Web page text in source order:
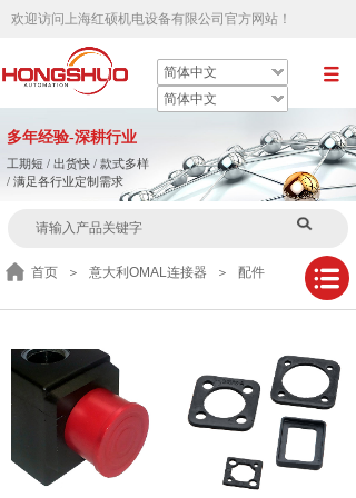
欢迎访问 上海红硕机电设备有限公司官方网站 ！
多年经验-深耕行业
工期短 / 出货快 / 款式多样
/ 满足各行业定制需求
首页 ＞ 意大利OMAL连接器 ＞ 配件
简体中文
简体中文